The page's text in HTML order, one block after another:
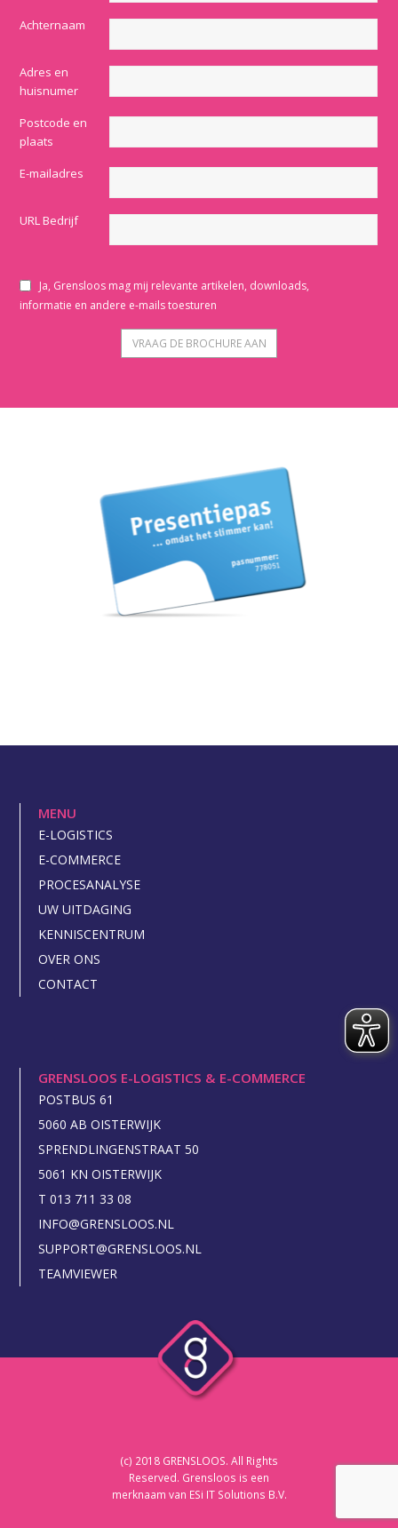
Achternaam
Adres en
huisnumer
Postcode en
plaats
E-mailadres
URL Bedrijf
Ja, Grensloos mag mij relevante artikelen, downloads,
informatie en andere e-mails toesturen
MENU
E-LOGISTICS
E-COMMERCE
PROCESANALYSE
UW UITDAGING
KENNISCENTRUM
OVER ONS
CONTACT
GRENSLOOS E-LOGISTICS & E-COMMERCE
POSTBUS 61
5060 AB OISTERWIJK
SPRENDLINGENSTRAAT 50
5061 KN OISTERWIJK
T 013 711 33 08
INFO@GRENSLOOS.NL
SUPPORT@GRENSLOOS.NL
TEAMVIEWER
(c) 2018 GRENSLOOS. All Rights
Reserved. Grensloos is een
merknaam van ESi IT Solutions B.V.